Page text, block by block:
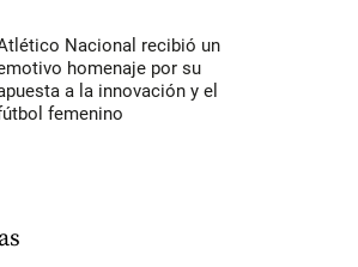
Nacional recibió un
homenaje por su
a la innovación y el
femenino